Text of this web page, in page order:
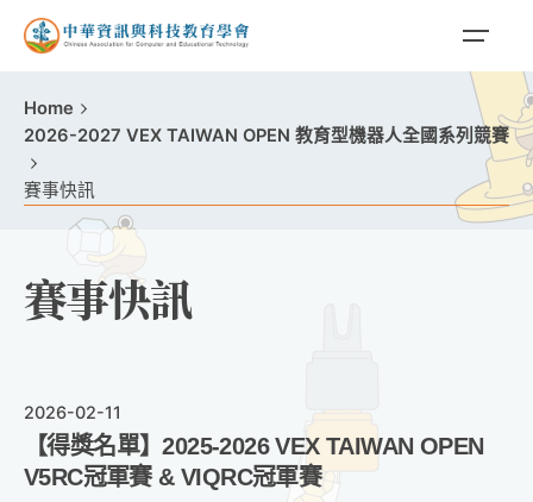
Home
2026-2027 VEX TAIWAN OPEN 教育型機器人全國系列競賽
賽事快訊
賽事快訊
2026-02-11
【得獎名單】2025-2026 VEX TAIWAN OPEN
V5RC冠軍賽 & VIQRC冠軍賽